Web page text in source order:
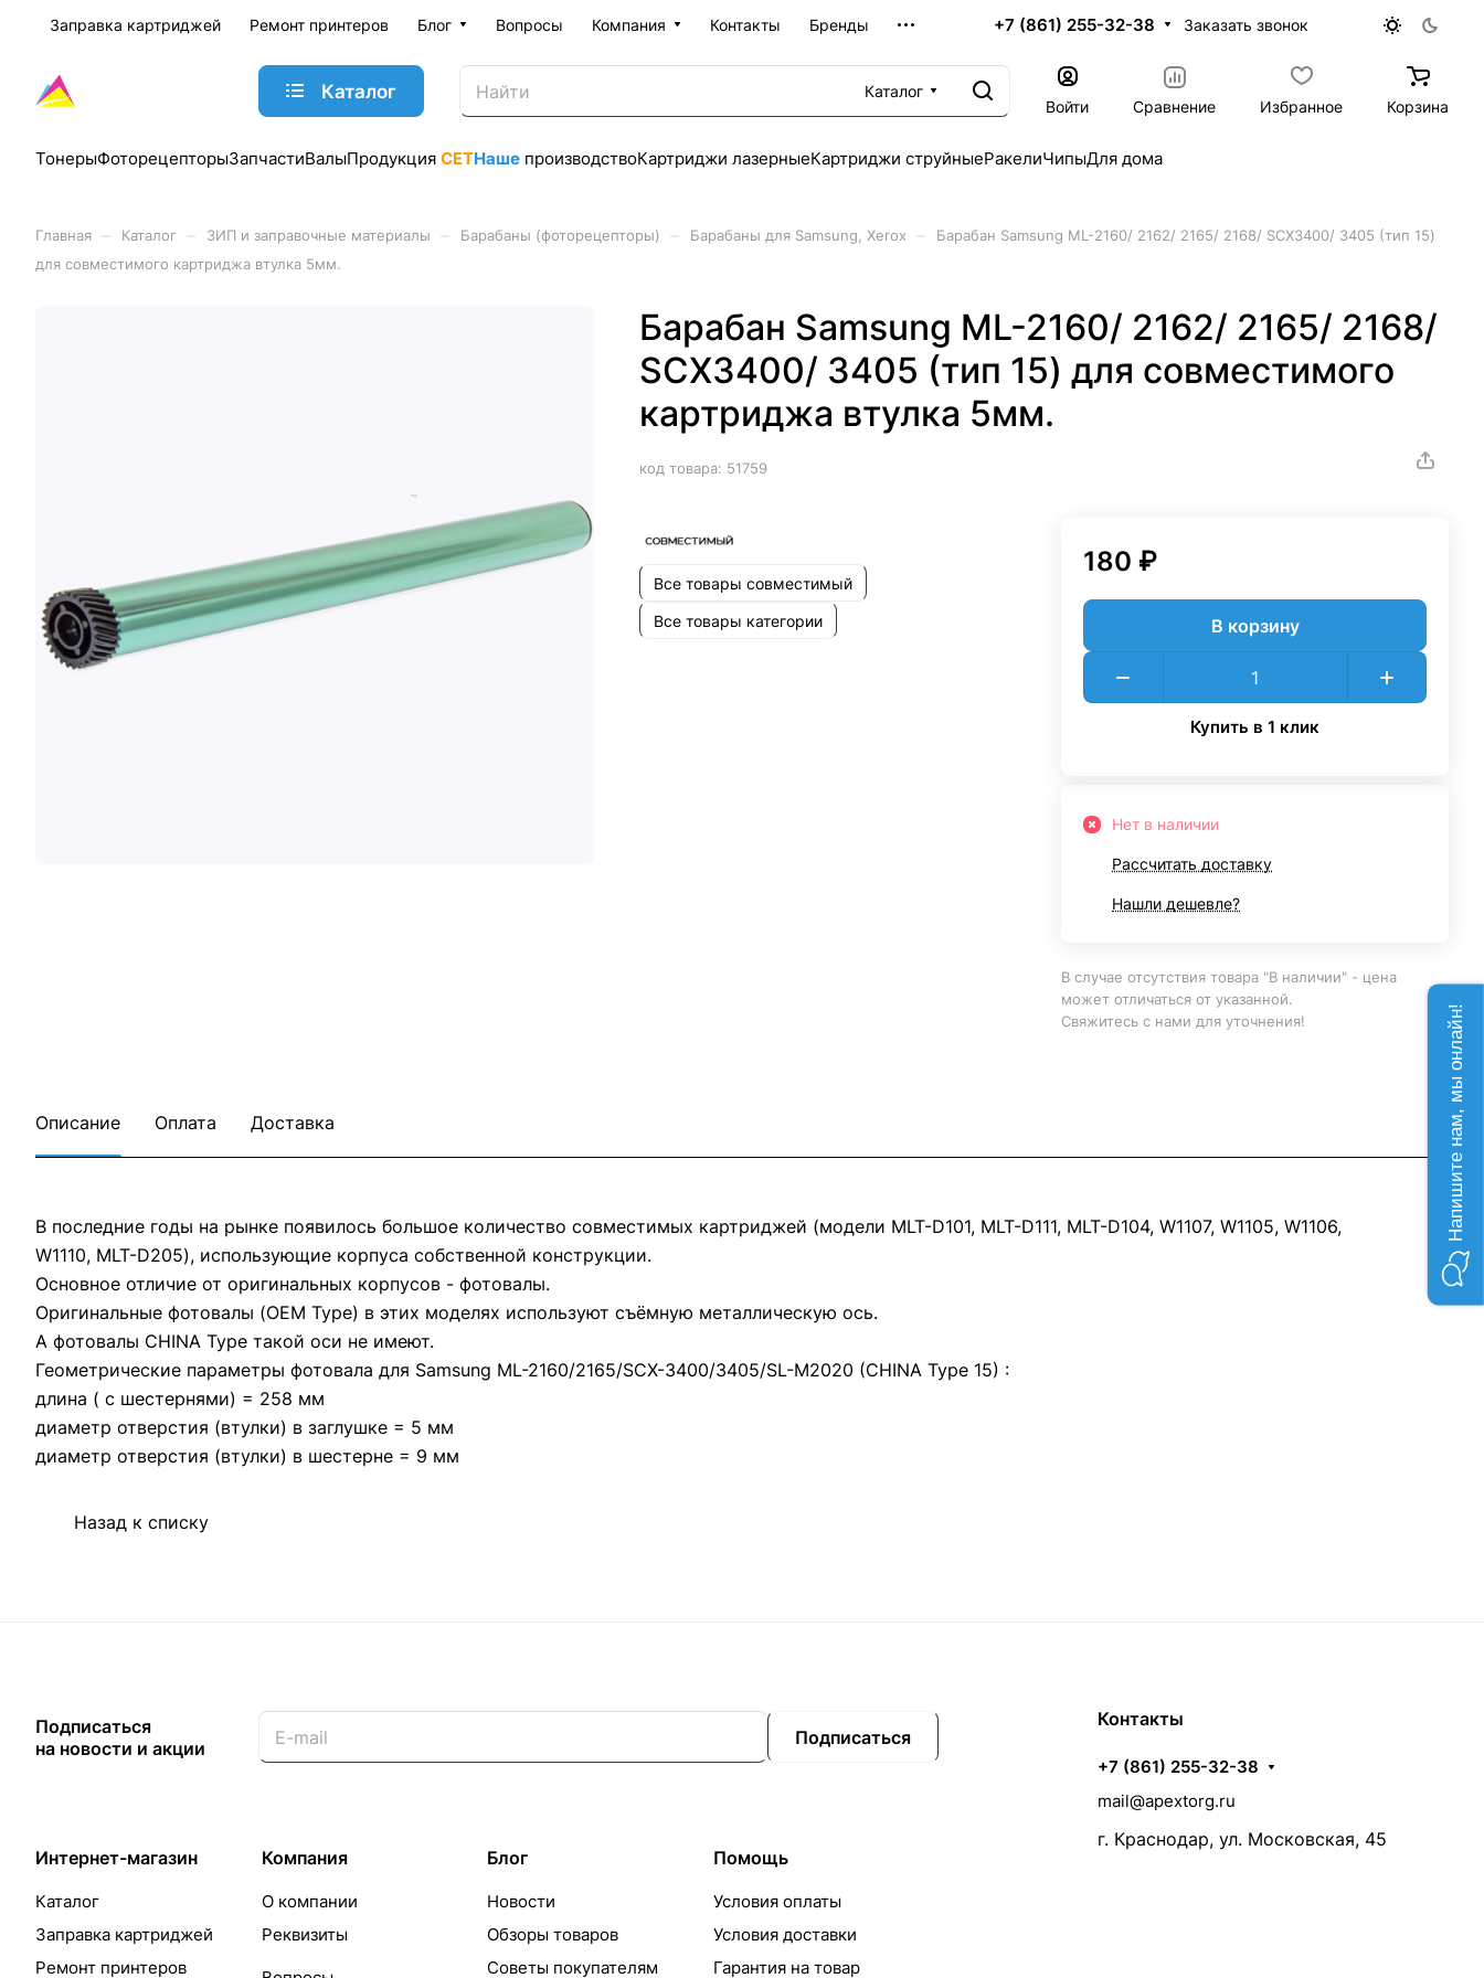
Заправка картриджей Ремонт принтеров Блог Вопросы Компания Контакты Бренды +7 (861) 255-32-38 Заказать звонок
Каталог
Каталог
Войти
Сравнение Избранное Корзина
ТонерыФоторецепторыЗапчастиВалыПродукция CETНаше производствоКартриджи лазерныеКартриджи струйныеРакелиЧипыДля дома
Главная Каталог ЗИП и заправочные материалы Барабаны (фоторецепторы) Барабаны для Samsung, Xerox
Барабан Samsung ML-2160/ 2162/ 2165/ 2168/ SCX3400/ 3405 (тип 15)
для совместимого картриджа втулка 5мм.
Барабан Samsung ML-2160/ 2162/ 2165/ 2168/
SCX3400/ 3405 (тип 15) для совместимого
картриджа втулка 5мм.
код товара: 51759
Все товары совместимый
Все товары категории
180 ₽
В корзину
Купить в 1 клик
Нет в наличии
Рассчитать доставку
Нашли дешевле?
В случае отсутствия товара "В наличии" - цена
может отличаться от указанной.
Свяжитесь с нами для уточнения!
Описание Оплата Доставка
В последние годы на рынке появилось большое количество совместимых картриджей (модели MLT-D101, MLT-D111, MLT-D104, W1107, W1105, W1106,
W1110, MLT-D205), использующие корпуса собственной конструкции.
Основное отличие от оригинальных корпусов - фотовалы.
Оригинальные фотовалы (OEM Type) в этих моделях используют съёмную металлическую ось.
А фотовалы CHINA Type такой оси не имеют.
Геометрические параметры фотовала для Samsung ML-2160/2165/SCX-3400/3405/SL-M2020 (CHINA Type 15) :
длина ( с шестернями) = 258 мм
диаметр отверстия (втулки) в заглушке = 5 мм
диаметр отверстия (втулки) в шестерне = 9 мм
Назад к списку
Подписаться
на новости и акции
Подписаться
Интернет-магазин
Каталог
Заправка картриджей
Ремонт принтеров
Компания
О компании
Реквизиты
Блог
Новости
Обзоры товаров
Советы покупателям
Помощь
Условия оплаты
Условия доставки
Гарантия на товар
Контакты
+7 (861) 255-32-38
mail@apextorg.ru
г. Краснодар, ул. Московская, 45
Напишите нам, мы онлайн!